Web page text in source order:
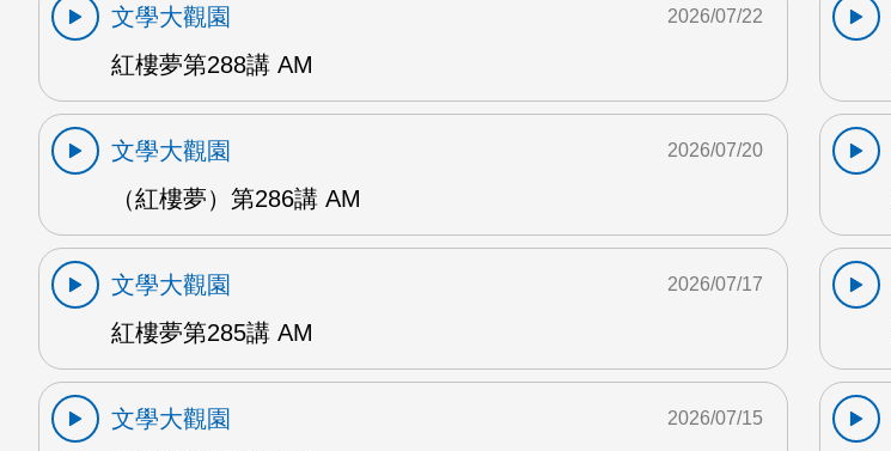
文學大觀園
紅樓夢第288講 AM
2026/07/22
文學大觀園
（紅樓夢）第286講 AM
2026/07/20
文學大觀園
紅樓夢第285講 AM
2026/07/17
文學大觀園
2026/07/15